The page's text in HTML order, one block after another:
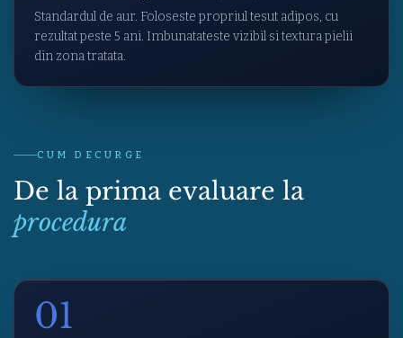
Standardul de aur. Foloseste propriul tesut adipos, cu
rezultat peste 5 ani. Imbunatateste vizibil si textura pielii
din zona tratata.
CUM DECURGE
De la prima evaluare la
procedura
01